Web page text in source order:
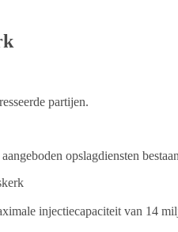
partijen.
opslagdiensten
injectiecapaciteit van 14